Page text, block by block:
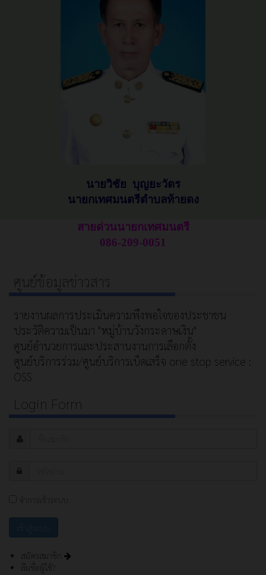
นายวิชัย บุญยะวัตร
นายกเทศมนตรีตำบลท้ายดง
สายด่วนนายกเทศมนตรี
086-209-0051
ศูนย์ข้อมูลข่าวสาร
รายงานผลการประเมินความพึงพอใจของประชาชน
ประวัติความเป็นมา "หมู่บ้านวังกระดาษเงิน"
ศูนย์อำนวยการและประสานงานการเลือกตั้ง
ศูนย์บริการร่วม/ศูนย์บริการเบ็ดเสร็จ one stop service :
OSS
Login Form
จำการเข้าระบบ
สมัครสมาชิก
ลืมชื่อผู้ใช้?